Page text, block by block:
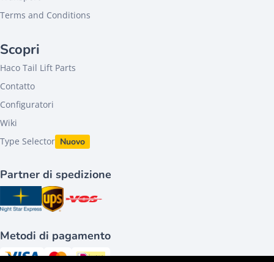
Terms and Conditions
Scopri
Haco Tail Lift Parts
Contatto
Configuratori
Wiki
Type Selector Nuovo
Partner di spedizione
Metodi di pagamento